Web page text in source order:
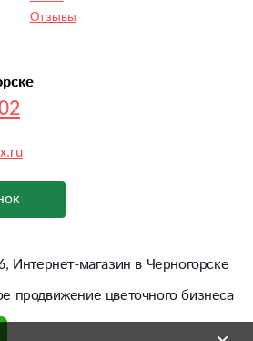
Отзывы
Интернет-магазин в Черногорске
продвижение цветочного бизнеса